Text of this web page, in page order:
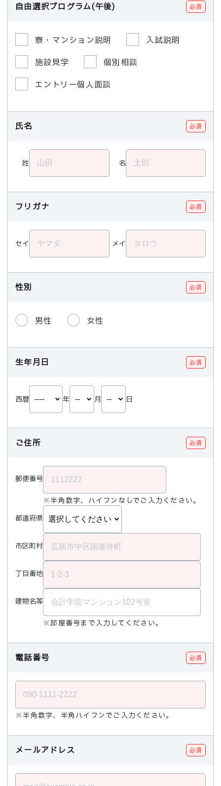
自由選択プログラム(午後) 必須
寮・マンション説明
入試説明
施設見学
個別相談
エントリー個人面談
氏名 必須
姓 名
フリガナ 必須
セイ メイ
性別 必須
男性 女性
生年月日 必須
西暦 年 月 日
ご住所 必須
郵便番号
※半角数字、ハイフンなしでご入力ください。
都道府県
市区町村
丁目番地
建物名等
※部屋番号まで入力してください。
電話番号 必須
※半角数字、半角ハイフンでご入力ください。
メールアドレス 必須